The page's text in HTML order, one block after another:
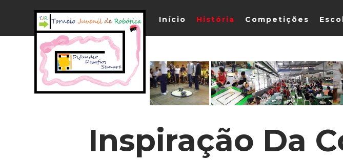
Início História Competições
Inspiração Da